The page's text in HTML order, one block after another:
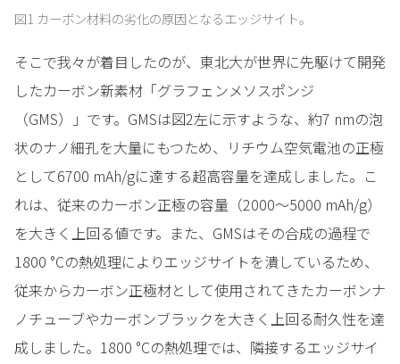
図1 カーボン材料の劣化の原因となるエッジサイト。
そこで我々が着目したのが、東北大が世界に先駆けて開発
したカーボン新素材「グラフェンメソスポンジ
（GMS）」です。GMSは図2左に示すような、約7 nmの泡
状のナノ細孔を大量にもつため、リチウム空気電池の正極
として6700 mAh/gに達する超高容量を達成しました。こ
れは、従来のカーボン正極の容量（2000～5000 mAh/g）
を大きく上回る値です。また、GMSはその合成の過程で
1800 °Cの熱処理によりエッジサイトを潰しているため、
従来からカーボン正極材として使用されてきたカーボンナ
ノチューブやカーボンブラックを大きく上回る耐久性を達
成しました。1800 °Cの熱処理では、隣接するエッジサイ